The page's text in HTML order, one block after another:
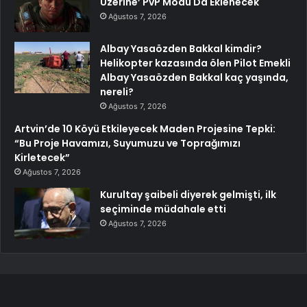
Ağustos 7, 2026
Albay Yasaözden Bakkal kimdir?
Helikopter kazasında ölen Pilot Emekli
Albay Yasaözden Bakkal kaç yaşında,
nereli?
Ağustos 7, 2026
Artvin’de 10 Köyü Etkileyecek Maden Projesine Tepki:
“Bu Proje Havamızı, Suyumuzu ve Toprağımızı
Kirletecek”
Ağustos 7, 2026
Kurultay şaibeli diyerek gelmişti, ilk
seçiminde müdahale etti
Ağustos 7, 2026